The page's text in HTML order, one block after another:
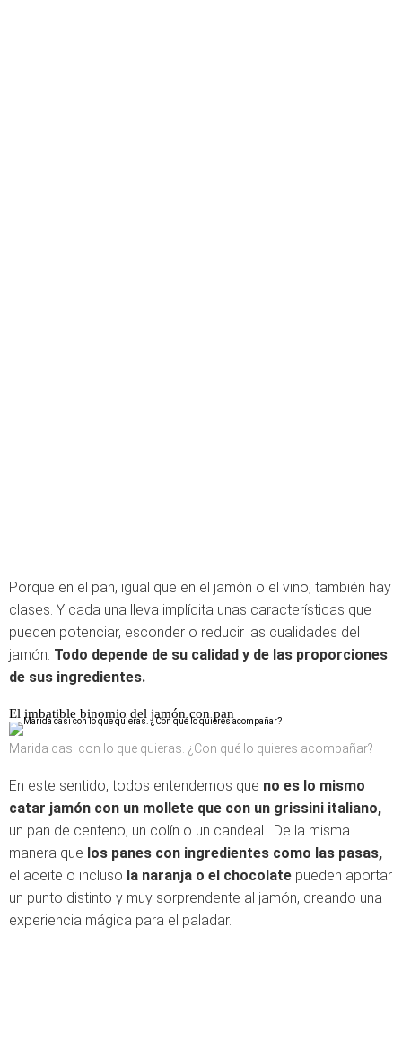
Porque en el pan, igual que en el jamón o el vino, también hay
clases. Y cada una lleva implícita unas características que
pueden potenciar, esconder o reducir las cualidades del
jamón. Todo depende de su calidad y de las proporciones
de sus ingredientes.
El imbatible binomio del jamón con pan
Marida casi con lo que quieras. ¿Con qué lo quieres acompañar?
En este sentido, todos entendemos que no es lo mismo
catar jamón con un mollete que con un grissini italiano,
un pan de centeno, un colín o un candeal. De la misma
manera que los panes con ingredientes como las pasas,
el aceite o incluso la naranja o el chocolate pueden aportar
un punto distinto y muy sorprendente al jamón, creando una
experiencia mágica para el paladar.